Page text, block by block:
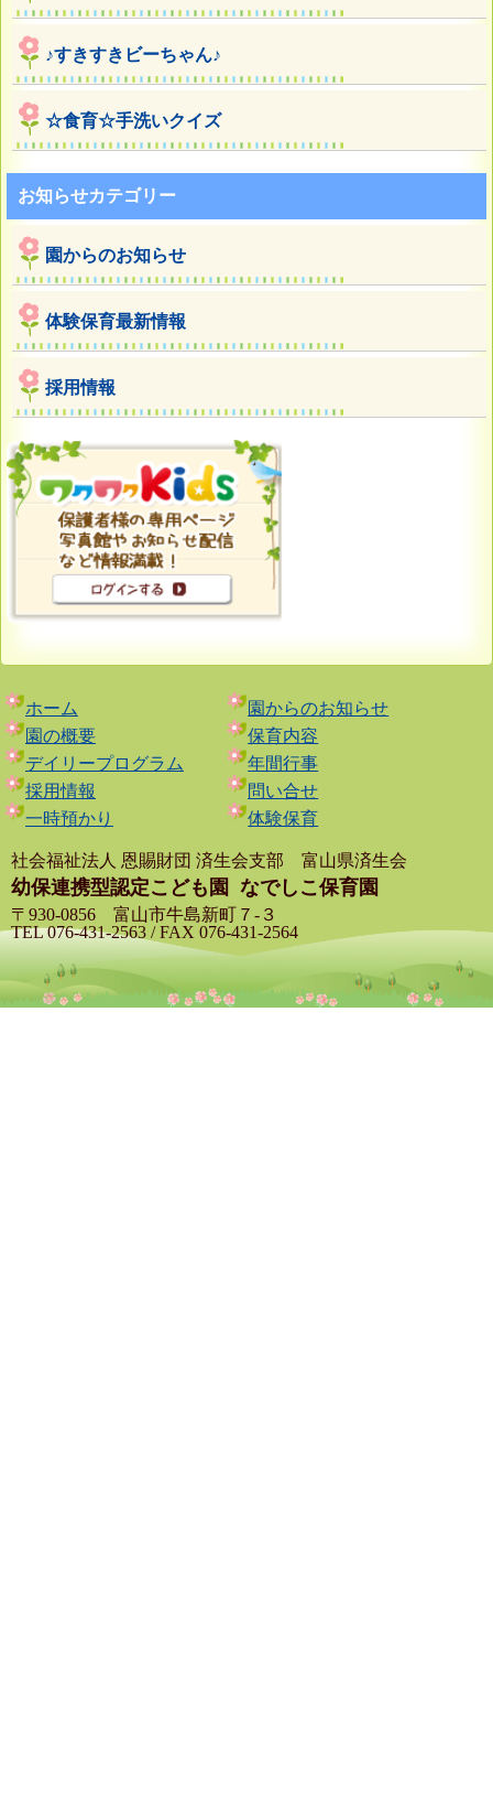
♪すきすきビーちゃん♪
☆食育☆手洗いクイズ
お知らせカテゴリー
園からのお知らせ
体験保育最新情報
採用情報
ホーム
園からのお知らせ
園の概要
保育内容
デイリープログラム
年間行事
採用情報
問い合せ
一時預かり
体験保育
社会福祉法人 恩賜財団 済生会支部 富山県済生会
幼保連携型認定こども園 なでしこ保育園
〒930-0856 富山市牛島新町７-３
TEL 076-431-2563 / FAX 076-431-2564